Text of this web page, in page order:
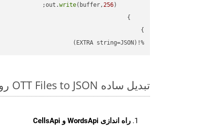
write(buffer,256
%!(EXTRA string=JSON)
تبدیل ساده OTT Files to JSON روی C++ SDK
راه اندازی WordsApi و CellsApi